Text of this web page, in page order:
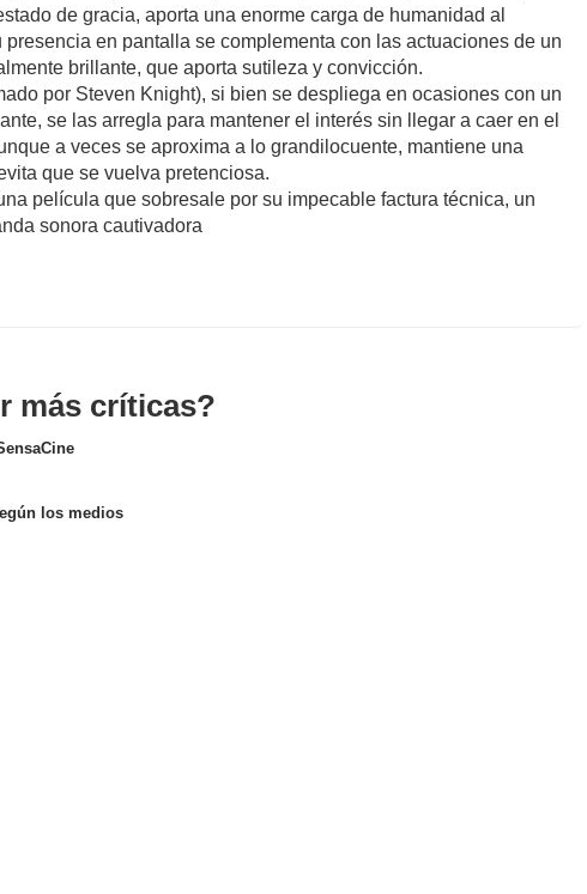
de gracia, aporta una enorme carga de humanidad al
presencia en pantalla se complementa con las actuaciones de un
brillante, que aporta sutileza y convicción.
por Steven Knight), si bien se despliega en ocasiones con un
se las arregla para mantener el interés sin llegar a caer en el
a veces se aproxima a lo grandilocuente, mantiene una
que se vuelva pretenciosa.
película que sobresale por su impecable factura técnica, un
sonora cautivadora
más críticas?
los medios